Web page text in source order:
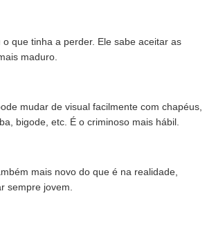
que tinha a perder. Ele sabe aceitar as
maduro.
mudar de visual facilmente com chapéus,
bigode, etc. É o criminoso mais hábil.
mais novo do que é na realidade,
sempre jovem.